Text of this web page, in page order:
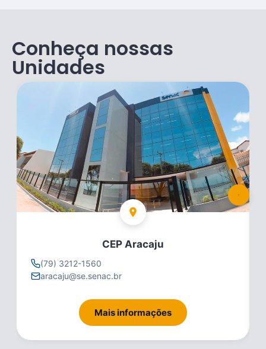
Conheça nossas
Unidades
CEP Aracaju
(79) 3212-1560
aracaju@se.senac.br
Mais informações